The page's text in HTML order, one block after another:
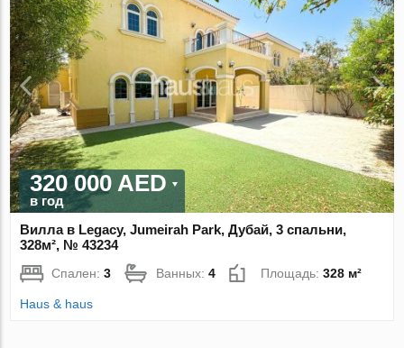
320 000 AED
в год
Вилла в Legacy, Jumeirah Park, Дубай, 3 спальни,
328м², № 43234
Спален:3 Ванных:4 Площадь:328 м²
Haus & haus